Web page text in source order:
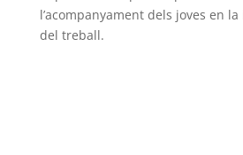
l’acompanyament dels joves en
del treball.